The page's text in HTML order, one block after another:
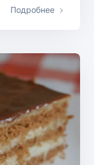
Подробнее